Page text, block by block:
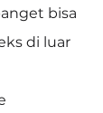
bisa
di luar